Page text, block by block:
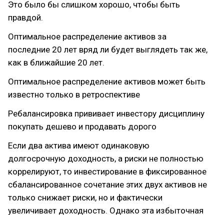
Это было бы слишком хорошо, чтобы быть
правдой.
Оптимальное распределение активов за
последние 20 лет вряд ли будет выглядеть так же,
как в ближайшие 20 лет.
Оптимальное распределение активов может быть
известно только в ретроспективе
Ребалансировка прививает инвестору дисциплину
покупать дешево и продавать дорого
Если два актива имеют одинаковую
долгосрочную доходность, а риски не полностью
коррелируют, то инвестирование в фиксированное
сбалансированное сочетание этих двух активов не
только снижает риски, но и фактически
увеличивает доходность. Однако эта избыточная